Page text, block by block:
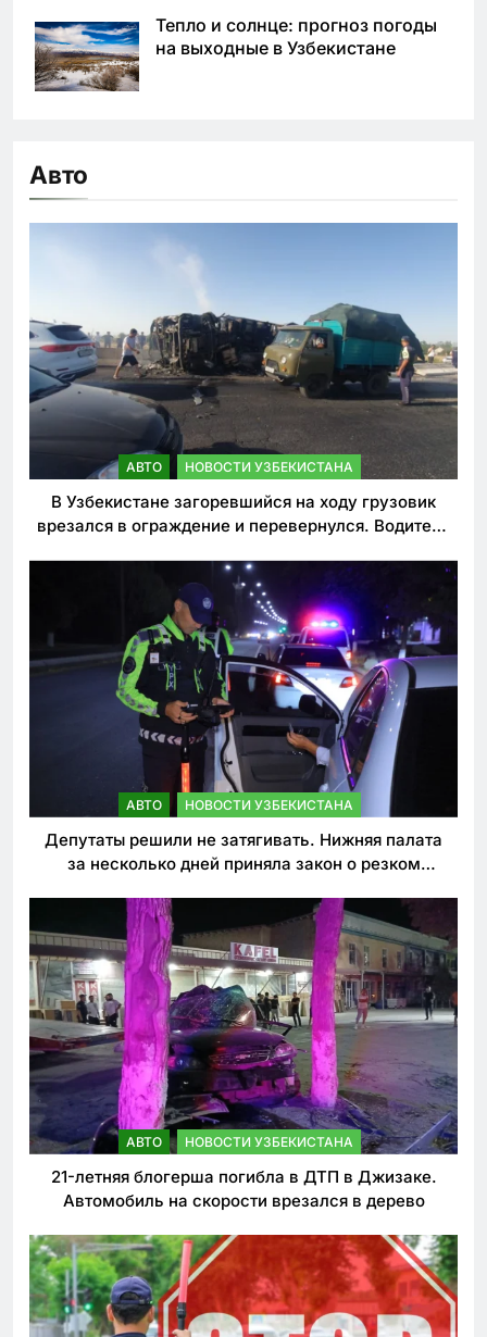
Тепло и солнце: прогноз погоды
на выходные в Узбекистане
Авто
АВТО НОВОСТИ УЗБЕКИСТАНА
В Узбекистане загоревшийся на ходу грузовик
врезался в ограждение и перевернулся. Водитель
АВТО НОВОСТИ УЗБЕКИСТАНА
Депутаты решили не затягивать. Нижняя палата
за несколько дней приняла закон о резком
АВТО НОВОСТИ УЗБЕКИСТАНА
21-летняя блогерша погибла в ДТП в Джизаке.
Автомобиль на скорости врезался в дерево